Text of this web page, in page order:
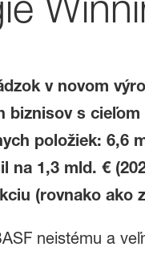
v novom
biznisov s
položiek: 6,6
na 1,3 mld. €
(rovnako ako
neistému a